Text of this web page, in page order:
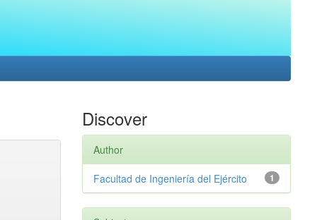
Discover
Author
1
Facultad de Ingeniería del Ejército